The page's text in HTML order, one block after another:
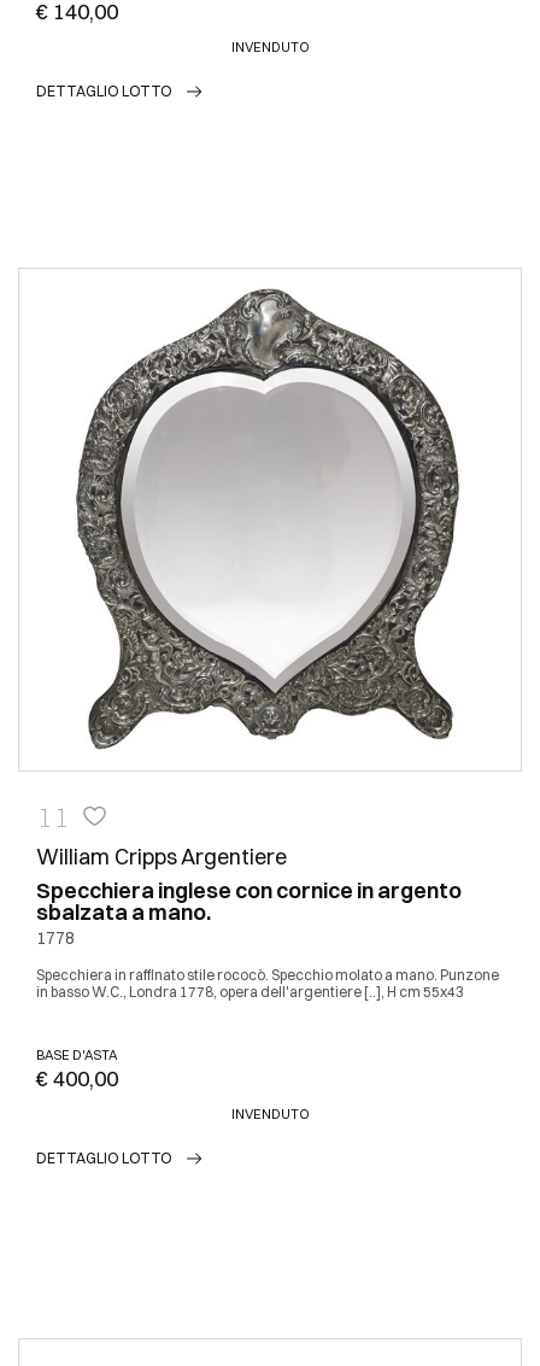
€ 140,00
INVENDUTO
DETTAGLIO LOTTO
11
William Cripps Argentiere
Specchiera inglese con cornice in argento
sbalzata a mano.
1778
Specchiera in raffinato stile rococò. Specchio molato a mano. Punzone
in basso W.C., Londra 1778, opera dell'argentiere [..], H cm 55x43
BASE D'ASTA
€ 400,00
INVENDUTO
DETTAGLIO LOTTO